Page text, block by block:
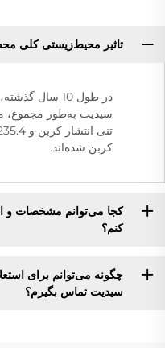
تاثیر محیط‌زیستی کلی
در طول 10 سال
کربن شده‌اند.
کجا می‌توانم مشخصات و
کنم؟
چگونه می‌توانم برای
سیدیت تماس بگیرم؟